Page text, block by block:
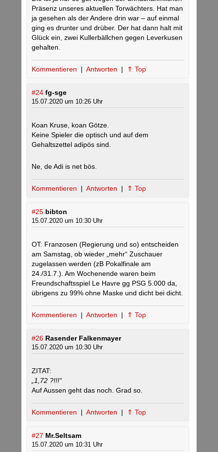
Präsenz unseres aktuellen Torwächters. Hat man
ja gesehen als der Andere drin war – auf einmal
ging es drunter und drüber. Der hat dann halt mit
Glück ein, zwei Kullerbällchen gegen Leverkusen
gehalten.
Kommentieren | Antworten | ⇑ Top
#24 fg-sge
15.07.2020 um 10:26 Uhr
Koan Kruse, koan Götze.
Keine Spieler die optisch und auf dem
Gehaltszettel adipös sind.
Ne, de Adi is net bös.
Kommentieren | Antworten | ⇑ Top
#25 bibton
15.07.2020 um 10:30 Uhr
OT: Franzosen (Regierung und so) entscheiden
am Samstag, ob wieder „mehr“ Zuschauer
zugelassen werden (zB Pokalfinale am
24./31.7.). Am Wochenende waren beim
Freundschaftsspiel Le Havre gg PSG 5.000 da,
übrigens zu 99% ohne Maske und dicht bei dicht.
Kommentieren | Antworten | ⇑ Top
#26 Rasender Falkenmayer
15.07.2020 um 10:30 Uhr
ZITAT:
„1,72 ?!!!“
Auf Aussen geht das noch. Grad so.
Kommentieren | Antworten | ⇑ Top
#27 Mr.Seltsam
15.07.2020 um 10:31 Uhr